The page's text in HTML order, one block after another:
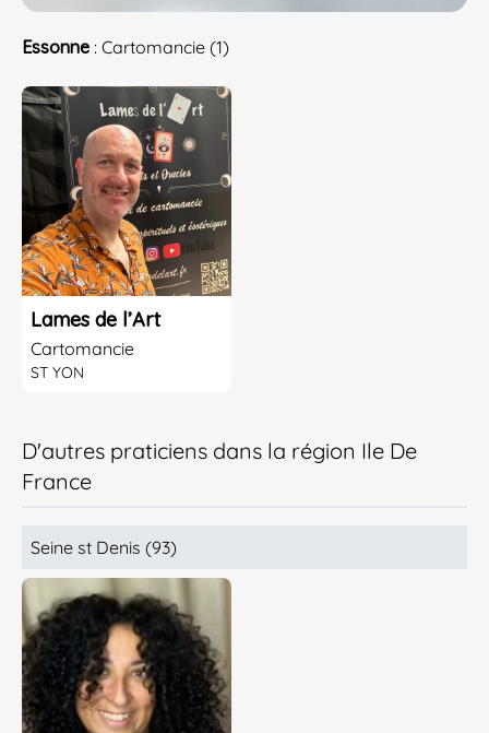
Essonne : Cartomancie (1)
Lames de l’Art
Cartomancie
ST YON
D'autres praticiens dans la région Ile De
France
Seine st Denis (93)